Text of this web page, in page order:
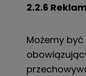
2.2.6
Możemy